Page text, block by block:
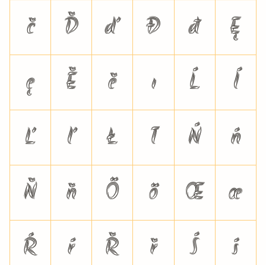
č
Ď ď Đ đ
Ę
ę
Ě ě ı Ĺ
ĺ
Ľ
ľ Ł ł Ń
ń
Ň
ň Ő ő Œ
œ
Ŕ
ŕ Ř ř Ś
ś